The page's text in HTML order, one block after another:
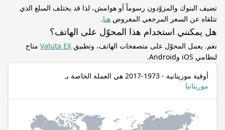
تضيف البنوك والمزوّدون رسوماً أو هوامش، لذا قد يختلف المبلغ الذي
تتلقاه عن السعر المرجعي المعروض هنا.
هل يمكنني استخدام هذا المحوّل على الهاتف؟
نعم. يعمل المحوّل على متصفحات الهاتف، وتطبيق Valuta EX متاح
لنظامي iOS وAndroid.
أوقية موريتانية - 1973-2017 هي العملة الخاصة بـ
موريتانيا